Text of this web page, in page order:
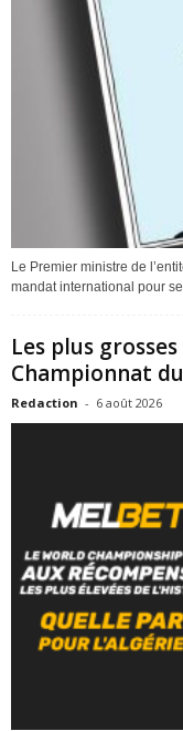
Le Premier ministre de
mandat international pour
Les plus
Championnat
Redaction - 6 août 2026